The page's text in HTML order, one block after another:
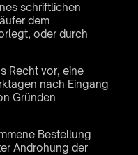
schriftlichen
dem
oder durch
Recht vor, eine
nach Eingang
Gründen
Bestellung
Androhung der